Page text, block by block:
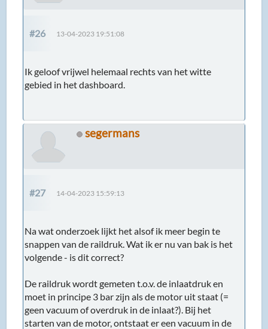
#26 13-04-2023 19:51:08
Ik geloof vrijwel helemaal rechts van het witte
gebied in het dashboard.
segermans
#27 14-04-2023 15:59:13
Na wat onderzoek lijkt het alsof ik meer begin te
snappen van de raildruk. Wat ik er nu van bak is het
volgende - is dit correct?
De raildruk wordt gemeten t.o.v. de inlaatdruk en
moet in principe 3 bar zijn als de motor uit staat (=
geen vacuum of overdruk in de inlaat?). Bij het
starten van de motor, ontstaat er een vacuum in de